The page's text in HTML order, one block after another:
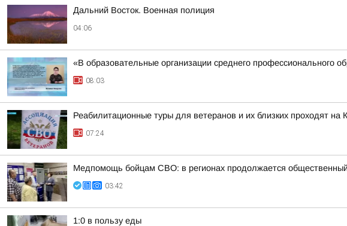
Дальний Восток. Военная полиция
04:06
«В образовательные организации среднего профессионального
08:03
Реабилитационные туры для ветеранов и их близких проходят
07:24
Медпомощь бойцам СВО: в регионах продолжается
03:42
1:0 в пользу еды